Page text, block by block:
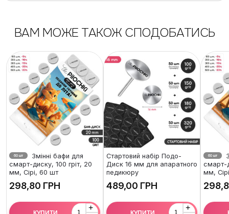
ВАМ МОЖЕ ТАКОЖ СПОДОБАТИСЬ
60 шт
Змінні бафи для
смарт-диску, 100 гріт, 20
мм, Сірі, 60 шт
ГРН
+
Стартовий набір Подо-
Диск 16 мм для апаратного
педикюру
ГРН
+
60 шт
смарт-
мм,